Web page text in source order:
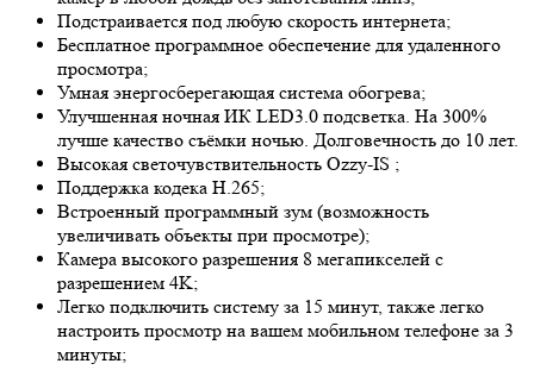
Подстраивается под любую скорость интернета;
Бесплатное программное обеспечение для удаленного
просмотра;
Умная энергосберегающая система обогрева;
Улучшенная ночная ИК LED3.0 подсветка. На 300%
лучше качество съёмки ночью. Долговечность до 10 лет.
Высокая светочувствительность Ozzy-IS ;
Поддержка кодека H.265;
Встроенный программный зум (возможность
увеличивать объекты при просмотре);
Камера высокого разрешения 8 мегапикселей с
разрешением 4K;
Легко подключить систему за 15 минут, также легко
настроить просмотр на вашем мобильном телефоне за 3
минуты;